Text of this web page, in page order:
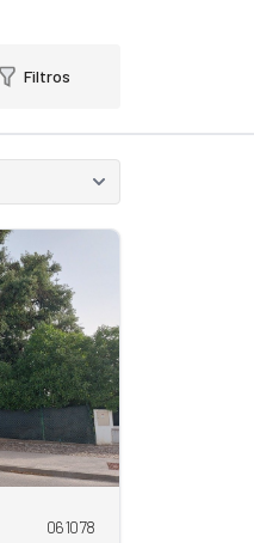
Filtros
061078